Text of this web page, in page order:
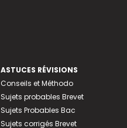
ASTUCES RÉVISIONS
Conseils et Méthodo
Sujets probables Brevet
Sujets Probables Bac
Sujets corrigés Brevet